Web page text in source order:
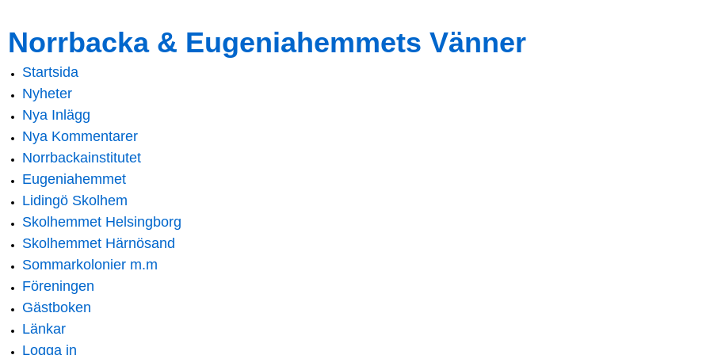
main
content
navigation
Norrbacka & Eugeniahemmets Vänner
Main menu
Startsida
Nyheter
Nya Inlägg
Nya Kommentarer
Norrbackainstitutet
Eugeniahemmet
Lidingö Skolhem
Skolhemmet Helsingborg
Skolhemmet Härnösand
Sommarkolonier m.m
Föreningen
Gästboken
Länkar
Logga in